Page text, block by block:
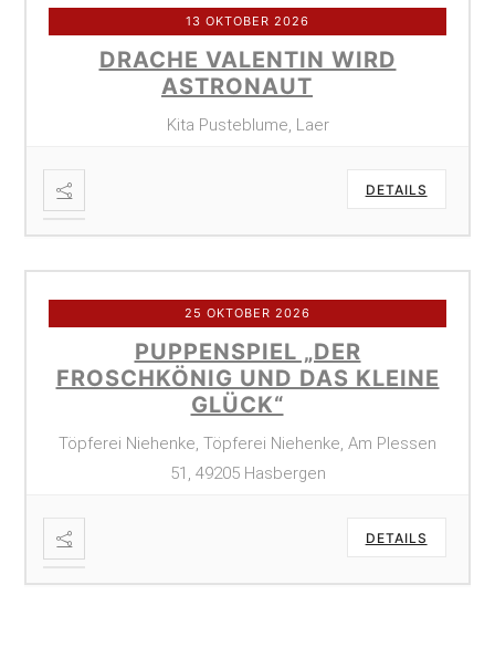
13 OKTOBER 2026
DRACHE VALENTIN WIRD
ASTRONAUT
Kita Pusteblume, Laer
DETAILS
25 OKTOBER 2026
PUPPENSPIEL „DER
FROSCHKÖNIG UND DAS KLEINE
GLÜCK“
Töpferei Niehenke, Töpferei Niehenke, Am Plessen
51, 49205 Hasbergen
DETAILS